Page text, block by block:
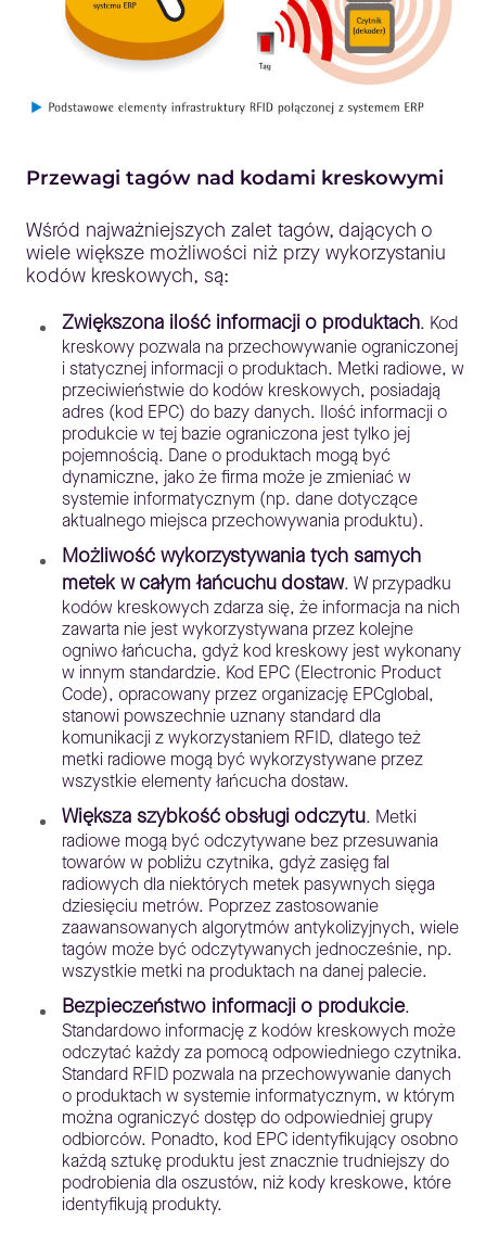
Przewagi tagów nad kodami kreskowymi
Wśród najważniejszych zalet tagów, dających o
wiele większe możliwości niż przy wykorzystaniu
kodów kreskowych, są:
Zwiększona ilość informacji o produktach. Kod
kreskowy pozwala na przechowywanie ograniczonej
i statycznej informacji o produktach. Metki radiowe, w
przeciwieństwie do kodów kreskowych, posiadają
adres (kod EPC) do bazy danych. Ilość informacji o
produkcie w tej bazie ograniczona jest tylko jej
pojemnością. Dane o produktach mogą być
dynamiczne, jako że firma może je zmieniać w
systemie informatycznym (np. dane dotyczące
aktualnego miejsca przechowywania produktu).
Możliwość wykorzystywania tych samych
metek w całym łańcuchu dostaw. W przypadku
kodów kreskowych zdarza się, że informacja na nich
zawarta nie jest wykorzystywana przez kolejne
ogniwo łańcucha, gdyż kod kreskowy jest wykonany
w innym standardzie. Kod EPC (Electronic Product
Code), opracowany przez organizację EPCglobal,
stanowi powszechnie uznany standard dla
komunikacji z wykorzystaniem RFID, dlatego też
metki radiowe mogą być wykorzystywane przez
wszystkie elementy łańcucha dostaw.
Większa szybkość obsługi odczytu. Metki
radiowe mogą być odczytywane bez przesuwania
towarów w pobliżu czytnika, gdyż zasięg fal
radiowych dla niektórych metek pasywnych sięga
dziesięciu metrów. Poprzez zastosowanie
zaawansowanych algorytmów antykolizyjnych, wiele
tagów może być odczytywanych jednocześnie, np.
wszystkie metki na produktach na danej palecie.
Bezpieczeństwo informacji o produkcie.
Standardowo informację z kodów kreskowych może
odczytać każdy za pomocą odpowiedniego czytnika.
Standard RFID pozwala na przechowywanie danych
o produktach w systemie informatycznym, w którym
można ograniczyć dostęp do odpowiedniej grupy
odbiorców. Ponadto, kod EPC identyfikujący osobno
każdą sztukę produktu jest znacznie trudniejszy do
podrobienia dla oszustów, niż kody kreskowe, które
identyfikują produkty.